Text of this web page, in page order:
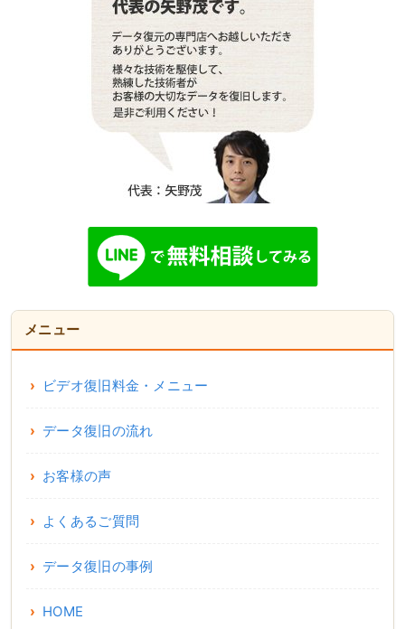
メニュー
ビデオ復旧料金・メニュー
データ復旧の流れ
お客様の声
よくあるご質問
データ復旧の事例
HOME